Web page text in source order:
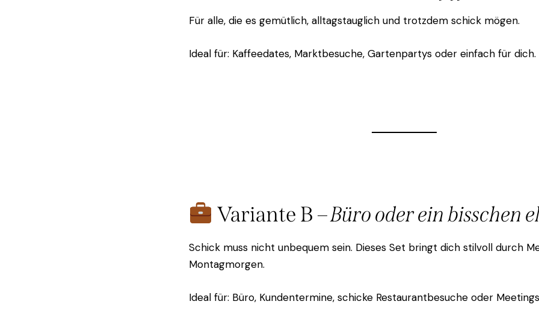
Für alle, die es gemütlich, alltagstauglich und trotzdem schick mögen.
Ideal für: Kaffeedates, Marktbesuche, Gartenpartys oder einfach für dich.
Variante B –Büro oder ein bisschen
Schick muss nicht unbequem sein. Dieses Set bringt dich stilvoll durch
Montagmorgen.
Ideal für: Büro, Kundentermine, schicke Restaurantbesuche oder